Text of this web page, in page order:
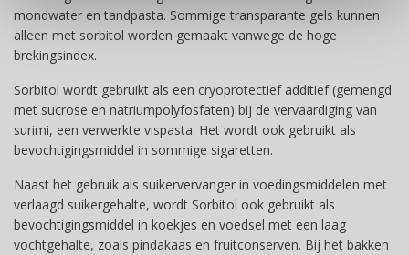
mondwater en tandpasta. Sommige transparante gels kunnen
alleen met sorbitol worden gemaakt vanwege de hoge
brekingsindex.
Sorbitol wordt gebruikt als een cryoprotectief additief (gemengd
met sucrose en natriumpolyfosfaten) bij de vervaardiging van
surimi, een verwerkte vispasta. Het wordt ook gebruikt als
bevochtigingsmiddel in sommige sigaretten.
Naast het gebruik als suikervervanger in voedingsmiddelen met
verlaagd suikergehalte, wordt Sorbitol ook gebruikt als
bevochtigingsmiddel in koekjes en voedsel met een laag
vochtgehalte, zoals pindakaas en fruitconserven. Bij het bakken